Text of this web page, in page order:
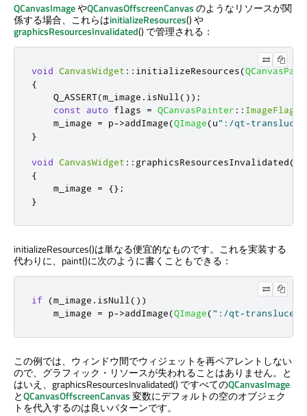
QCanvasImageやQCanvasOffscreenCanvasのようなリソースが関
係する場合、これらはinitializeResources() や
graphicsResourcesInvalidated() で管理される：
void CanvasWidget :: initializeResources(
{
    Q_ASSERT
(m_image . isNull ());
const
auto flags = QCanvasPainter :: ImageFlag
    m_image
= p->addImage(QImage(u":/qt-
}
void CanvasWidget :: graphicsResourcesInvalidated()
{
    m_image
=
{};
}
initializeResources()は単なる便宜的なものです。これを実装する
代わりに、paint()に次のように書くこともできる：
if (m_image . isNull ())
    m_image
= p->addImage(QImage(":/qt-
この例では、ウィンドウ間でウィジェットを再ペアレントしない
ので、グラフィック・リソースが失われることはありません。と
はいえ、graphicsResourcesInvalidated() ですべてのQCanvasImage
とQCanvasOffscreenCanvas変数にデフォルトの空のオブジェク
トを代入するのは良いパターンです。